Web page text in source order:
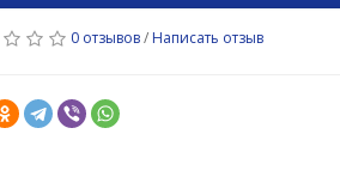
0 отзывов/ Написать отзыв